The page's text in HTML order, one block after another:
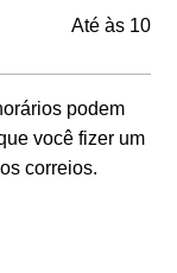
Até às 10h
podem
você fizer um
correios.